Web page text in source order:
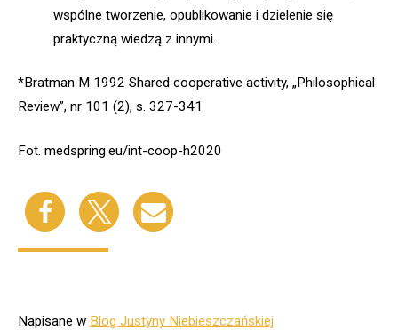
wspólne tworzenie, opublikowanie i dzielenie się
praktyczną wiedzą z innymi.
*Bratman M 1992 Shared cooperative activity, „Philosophical
Review”, nr 101 (2), s. 327-341
Fot. medspring.eu/int-coop-h2020
Napisane w Blog Justyny Niebieszczańskiej